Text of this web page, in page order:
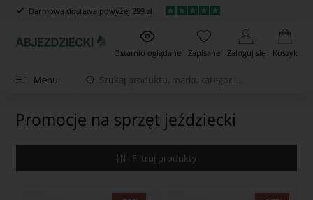
Darmowa dostawa powyżej 299 zł
Ostatnio oglądane Zapisane Zaloguj się Koszyk
Menu
Promocje na sprzęt jeździecki
Filtruj produkty